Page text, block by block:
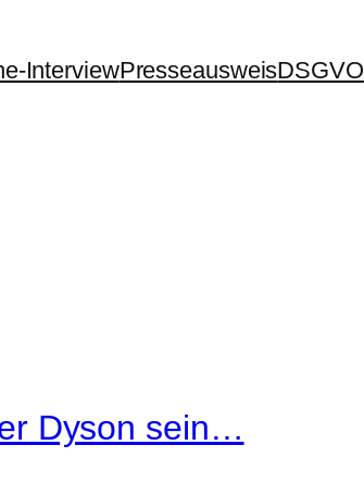
InterviewPresseausweisDSGVO
Dyson sein…